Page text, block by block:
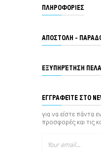
ΠΛΗΡΟΦΟΡΙΕΣ
ΑΠΟΣΤΟΛΗ -
ΕΞΥΠΗΡΈΤΗΣΗ
ΕΓΓΡΑΦΕΊΤΕ ΣΤΟ
για να είστε πάντα
προσφορές και τις